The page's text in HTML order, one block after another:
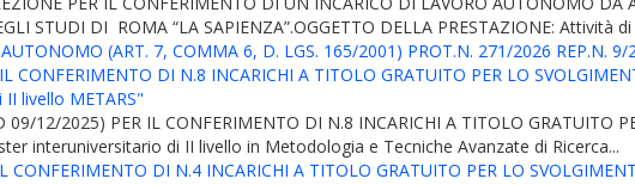
STUDI DI ROMA “LA SAPIENZA”.OGGETTO DELLA PRESTAZIONE:
(ART. 7, COMMA 6, D. LGS. 165/2001) PROT.N. 271/2026 REP.N. 9/
CONFERIMENTO DI N.8 INCARICHI A TITOLO GRATUITO PER LO
livello METARS"
09/12/2025) PER IL CONFERIMENTO DI N.8 INCARICHI A TITOLO GRATUITO
interuniversitario di II livello in Metodologia e Tecniche Avanzate di Ricerca...
CONFERIMENTO DI N.4 INCARICHI A TITOLO GRATUITO PER LO